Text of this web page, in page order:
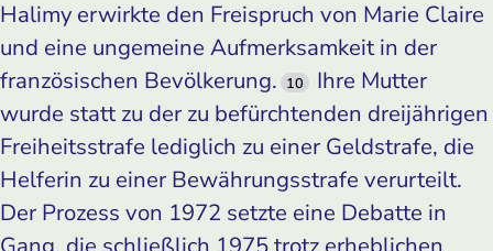
Halimy erwirkte den Freispruch von Marie Claire
und eine ungemeine Aufmerksamkeit in der
französischen Bevölkerung. 10
Ihre Mutter
wurde statt zu der zu befürchtenden dreijährigen
Freiheitsstrafe lediglich zu einer Geldstrafe, die
Helferin zu einer Bewährungsstrafe verurteilt.
Der Prozess von 1972 setzte eine Debatte in